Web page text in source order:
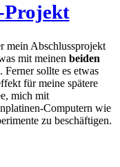
Projekt
mein Abschlussprojekt
mit meinen beiden
sollte es etwas
für meine spätere
mich mit
Computern wie
zu beschäftigen.